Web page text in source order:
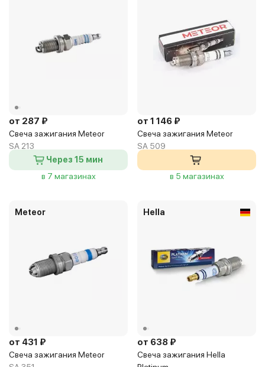
от 287 ₽
Свеча зажигания Meteor
SA 213
Через 15 мин
в 7 магазинах
от 1 146 ₽
Свеча зажигания Meteor
SA 509
в 5 магазинах
Meteor
от 431 ₽
Свеча зажигания Meteor
Hella
от 638 ₽
Свеча зажигания Hella